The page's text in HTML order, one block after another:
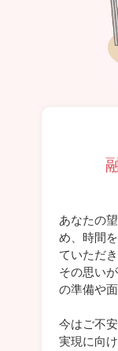
あなたの
め、時間
ていただき
その思い
の準備や
今はご不
実現に向